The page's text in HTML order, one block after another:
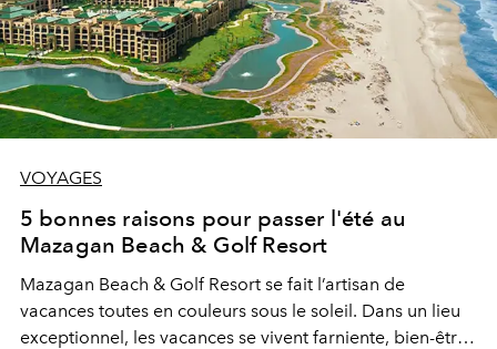
VOYAGES
5 bonnes raisons pour passer l'été au
Mazagan Beach & Golf Resort
Mazagan Beach & Golf Resort se fait l’artisan de
vacances toutes en couleurs sous le soleil. Dans un lieu
exceptionnel, les vacances se vivent farniente, bien-être